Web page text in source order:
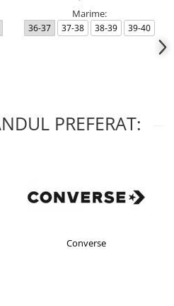
Marime:
36-37 37-38 38-39 39-40
PREFERAT:
Converse